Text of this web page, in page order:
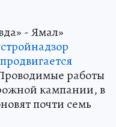
- Ямал»
работы
кампании, в
почти семь